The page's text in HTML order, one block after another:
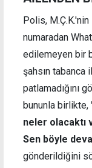
Polis,
numaradan
edilemeyen bir
şahsın tabanca
patlamadığını
bununla birlikte,
neler olacaktı
Sen böyle
gönderildiğini